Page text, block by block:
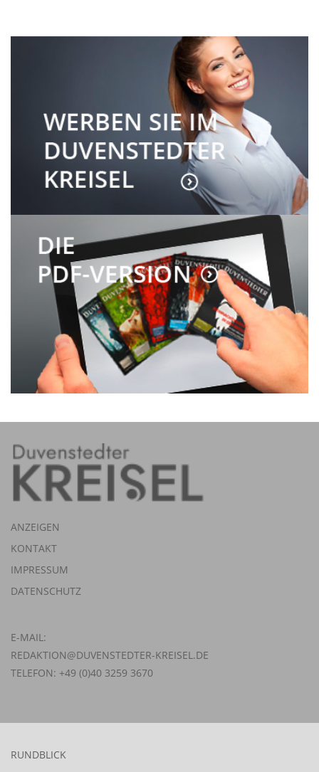
ANZEIGEN
KONTAKT
IMPRESSUM
DATENSCHUTZ
E-MAIL:
REDAKTION@DUVENSTEDTER-KREISEL.DE
TELEFON: +49 (0)40 3259 3670
RUNDBLICK